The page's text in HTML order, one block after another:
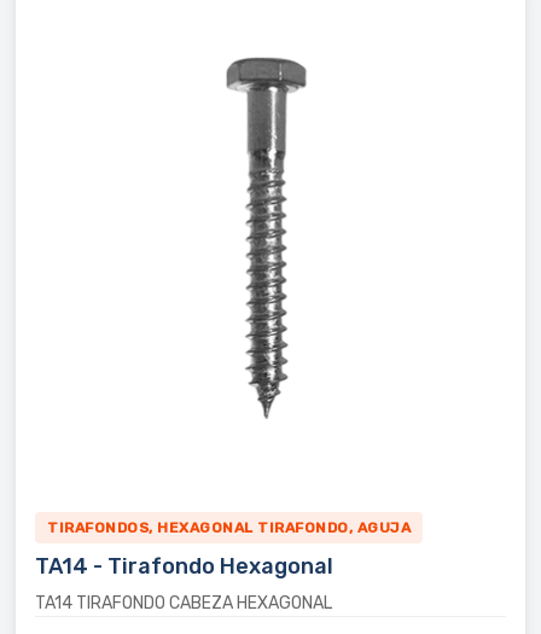
TIRAFONDOS, HEXAGONAL TIRAFONDO, AGUJA
TA14 - Tirafondo Hexagonal
TA14 TIRAFONDO CABEZA HEXAGONAL